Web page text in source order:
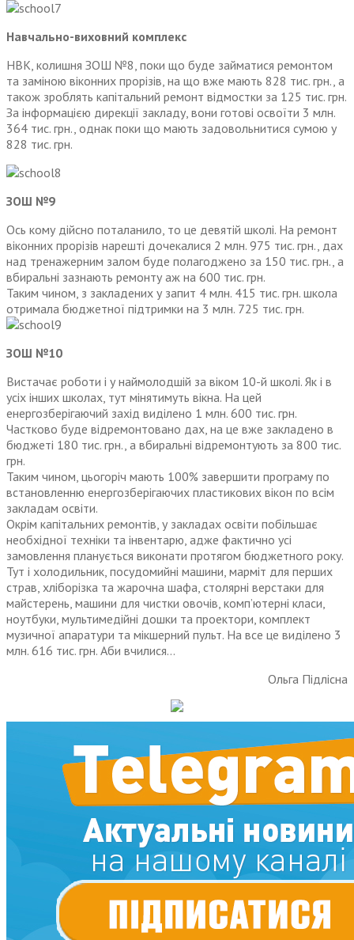
Навчально-виховний комплекс
НВК, колишня ЗОШ №8, поки що буде займатися ремонтом
та заміною віконних прорізів, на що вже мають 828 тис. грн., а
також зроблять капітальний ремонт відмостки за 125 тис. грн.
За інформацією дирекції закладу, вони готові освоїти 3 млн.
364 тис. грн., однак поки що мають задовольнитися сумою у
828 тис. грн.
ЗОШ №9
Ось кому дійсно поталанило, то це девятій школі. На ремонт
віконних прорізів нарешті дочекалися 2 млн. 975 тис. грн., дах
над тренажерним залом буде полагоджено за 150 тис. грн., а
вбиральні зазнають ремонту аж на 600 тис. грн.
Таким чином, з закладених у запит 4 млн. 415 тис. грн. школа
отримала бюд­жетної підтримки на 3 млн. 725 тис. грн.
ЗОШ №10
Вистачає роботи і у наймолодшій за віком 10-й школі. Як і в
усіх інших школах, тут мінятимуть вікна. На цей
енергозберігаючий захід виділено 1 млн. 600 тис. грн.
Частково буде відремонтовано дах, на це вже закладено в
бюджеті 180 тис. грн., а вбиральні відремонтують за 800 тис.
грн.
Таким чином, цьогоріч мають 100% завершити програму по
встановленню енергозберігаючих пластикових вікон по всім
закладам освіти.
Окрім капітальних ремонтів, у закладах освіти побільшає
необхідної техніки та інвентарю, адже фактично усі
замовлення планується виконати протягом бюджетного року.
Тут і холодильник, посудомийні машини, марміт для перших
страв, хліборізка та жарочна шафа, столярні верстаки для
майстерень, машини для чистки овочів, комп’ютерні класи,
ноутбуки, мультимедійні дошки та проектори, комплект
музичної апаратури та мікшерний пульт. На все це виділено 3
млн. 616 тис. грн. Аби вчилися…
Ольга Підлісна